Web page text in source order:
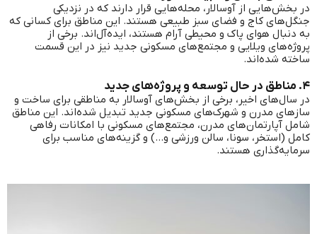
در بخش‌هایی از آوسالار، محله‌هایی قرار دارند که در نزدیکی
جنگل‌های کاج و فضای سبز طبیعی هستند. این مناطق برای کسانی که
به دنبال هوای پاک و محیطی آرام هستند، ایده‌آل‌اند. برخی از
پروژه‌های ویلایی و مجتمع‌های مسکونی جدید نیز در این قسمت
ساخته شده‌اند.
۴. مناطق در حال توسعه و پروژه‌های جدید
در سال‌های اخیر، برخی از بخش‌های آوسالار به مناطقی برای ساخت و
سازهای مدرن و شهرک‌های مسکونی جدید تبدیل شده‌اند. این مناطق
شامل آپارتمان‌های مدرن، مجتمع‌های مسکونی با امکانات رفاهی
کامل (استخر، سونا، سالن ورزشی و…) و گزینه‌های مناسب برای
سرمایه‌گذاری هستند.